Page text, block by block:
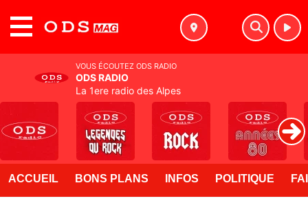
ACCUEIL BONS PLANS INFOS POLITIQUE
VOUS ÉCOUTEZ ODS RADIO
ODS RADIO
La 1ere radio des Alpes